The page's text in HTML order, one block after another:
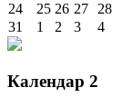
24
25 26 27 28
31
1 2 3 4
Календар 2